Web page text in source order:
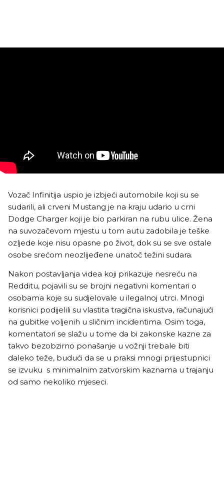
Vozač Infinitija uspio je izbjeći automobile koji su se
sudarili, ali crveni Mustang je na kraju udario u crni
Dodge Charger koji je bio parkiran na rubu ulice. Žena
na suvozačevom mjestu u tom autu zadobila je teške
ozljede koje nisu opasne po život, dok su se sve ostale
osobe srećom neozlijeđene unatoč težini sudara.
Nakon postavljanja videa koji prikazuje nesreću na
Redditu, pojavili su se brojni negativni komentari o
osobama koje su sudjelovale u ilegalnoj utrci. Mnogi
korisnici podijelili su vlastita tragična iskustva, računajući
na gubitke voljenih u sličnim incidentima. Osim toga,
komentatori se slažu u tome da bi zakonske kazne za
takvo bezobzirno ponašanje u vožnji trebale biti
daleko teže, budući da se u praksi mnogi prijestupnici
se izvuku s minimalnim zatvorskim kaznama u trajanju
od samo nekoliko mjeseci.